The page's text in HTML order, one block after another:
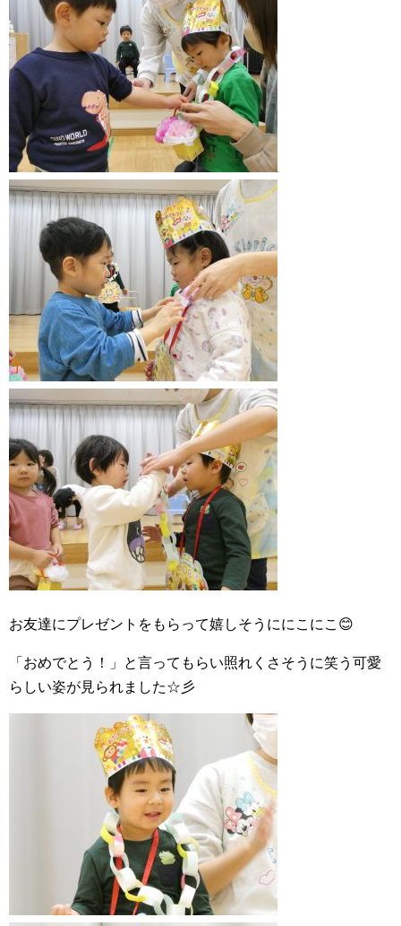
お友達にプレゼントをもらって嬉しそうににこにこ😊
「おめでとう！」と言ってもらい照れくさそうに笑う可愛
らしい姿が見られました☆彡